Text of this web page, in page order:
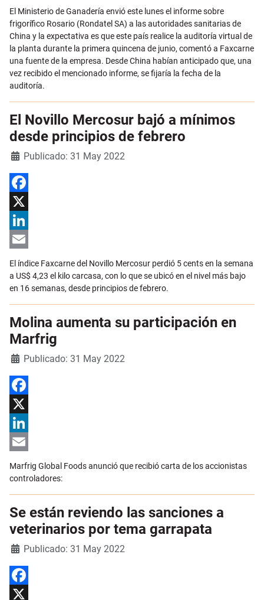
Email
El Ministerio de Ganadería envió este lunes el informe sobre
frigorífico Rosario (Rondatel SA) a las autoridades sanitarias de
China y la expectativa es que este país realice la auditoría virtual de
la planta durante la primera quincena de junio, comentó a Faxcarne
una fuente de la empresa. Desde China habían anticipado que, una
vez recibido el mencionado informe, se fijaría la fecha de la
auditoría.
El Novillo Mercosur bajó a mínimos
desde principios de febrero
DetallesPublicado: 31 May 2022
Facebook
X
LinkedIn
Email
El índice Faxcarne del Novillo Mercosur perdió 5 cents en la semana
a US$ 4,23 el kilo carcasa, con lo que se ubicó en el nivel más bajo
en 16 semanas, desde principios de febrero.
Molina aumenta su participación en
Marfrig
DetallesPublicado: 31 May 2022
Facebook
X
LinkedIn
Email
Marfrig Global Foods anunció que recibió carta de los accionistas
controladores:
Se están reviendo las sanciones a
veterinarios por tema garrapata
DetallesPublicado: 31 May 2022
Facebook